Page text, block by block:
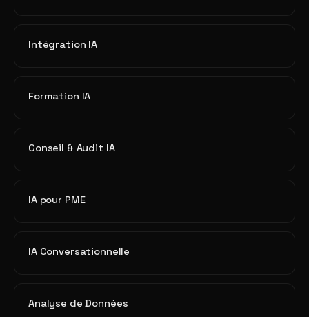
Intégration IA
Formation IA
Conseil & Audit IA
IA pour PME
IA Conversationnelle
Analyse de Données